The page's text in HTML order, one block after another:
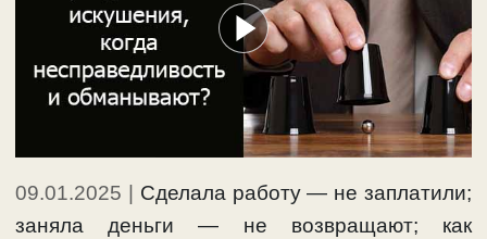
09.01.2025
Сделала работу — не заплатили;
заняла деньги — не возвращают; как